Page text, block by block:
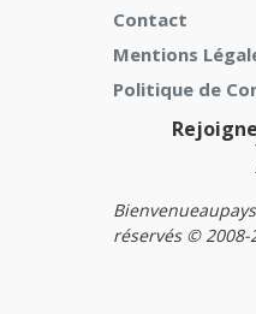
Contact
Mentions
Politique de
réservés © 2008-